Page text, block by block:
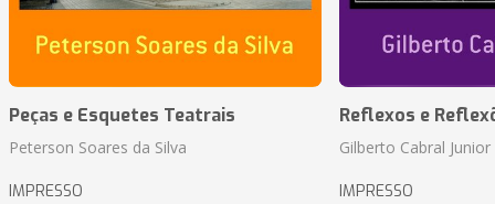
Peças e Esquetes Teatrais
Peterson Soares da Silva
IMPRESSO
Reflexos e
Gilberto Cabral Junior
IMPRESSO